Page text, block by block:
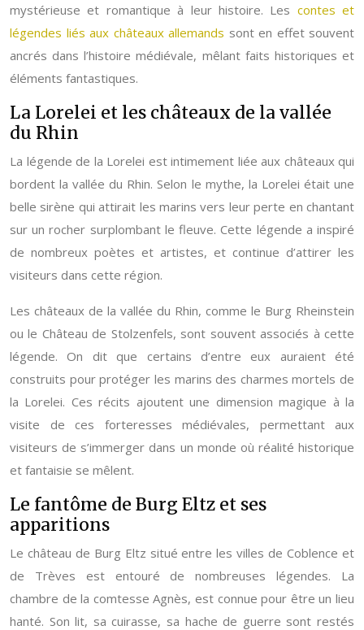
mystérieuse et romantique à leur histoire. Les contes et
légendes liés aux châteaux allemands sont en effet souvent
ancrés dans l’histoire médiévale, mêlant faits historiques et
éléments fantastiques.
La Lorelei et les châteaux de la vallée
du Rhin
La légende de la Lorelei est intimement liée aux châteaux qui
bordent la vallée du Rhin. Selon le mythe, la Lorelei était une
belle sirène qui attirait les marins vers leur perte en chantant
sur un rocher surplombant le fleuve. Cette légende a inspiré
de nombreux poètes et artistes, et continue d’attirer les
visiteurs dans cette région.
Les châteaux de la vallée du Rhin, comme le Burg Rheinstein
ou le Château de Stolzenfels, sont souvent associés à cette
légende. On dit que certains d’entre eux auraient été
construits pour protéger les marins des charmes mortels de
la Lorelei. Ces récits ajoutent une dimension magique à la
visite de ces forteresses médiévales, permettant aux
visiteurs de s’immerger dans un monde où réalité historique
et fantaisie se mêlent.
Le fantôme de Burg Eltz et ses
apparitions
Le château de Burg Eltz situé entre les villes de Coblence et
de Trèves est entouré de nombreuses légendes. La
chambre de la comtesse Agnès, est connue pour être un lieu
hanté. Son lit, sa cuirasse, sa hache de guerre sont restés